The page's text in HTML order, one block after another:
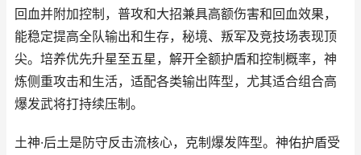
回血并附加控制，普攻和大招兼具高额伤害和回血效果，
能稳定提高全队输出和生存，秘境、叛军及竞技场表现顶
尖。培养优先升星至五星，解开全额护盾和控制概率，神
炼侧重攻击和生活，适配各类输出阵型，尤其适合组合高
爆发武将打持续压制。
土神·后土是防守反击流核心，克制爆发阵型。神佑护盾受